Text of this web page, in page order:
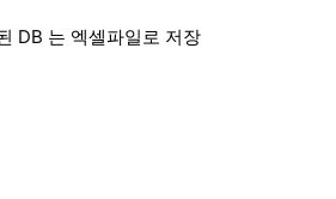
DB 는 엑셀파일로 저장